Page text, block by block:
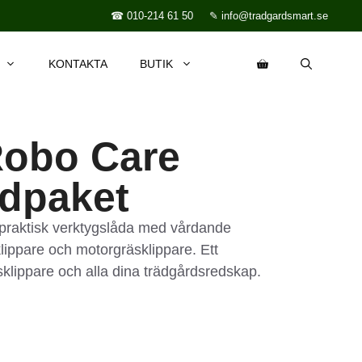
☎ 010-214 61 50 ✎ info@tradgardsmart.se
KONTAKTA BUTIK
Care
verktygslåda med vårdande
och motorgräsklippare. Ett
och alla dina trädgårdsredskap.